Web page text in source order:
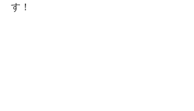
す！